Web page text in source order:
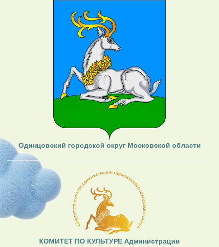
Одинцовский городской округ Московской области
КОМИТЕТ ПО КУЛЬТУРЕ Администрации